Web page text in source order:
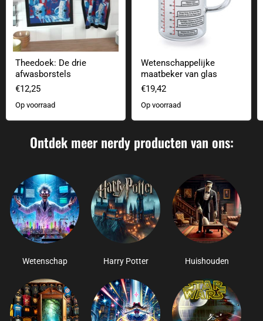
Theedoek: De drie
afwasborstels
€12,25
Op voorraad
Wetenschappelijke
maatbeker van glas
€19,42
Op voorraad
Ontdek meer nerdy producten van ons:
Wetenschap Harry Potter Huishouden